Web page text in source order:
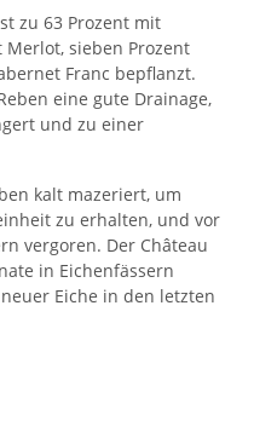
zu 63 Prozent mit
Merlot, sieben Prozent
Franc bepflanzt.
eine gute Drainage,
und zu einer
kalt mazeriert, um
zu erhalten, und vor
vergoren. Der Château
in Eichenfässern
Eiche in den letzten